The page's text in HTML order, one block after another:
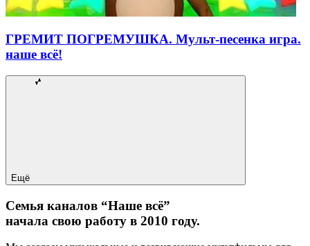
ГРЕМИТ ПОГРЕМУШКА. Мульт-песенка игра.
наше всё!
Ещё
Семья каналов “Наше всё”
начала свою работу в 2010 году.